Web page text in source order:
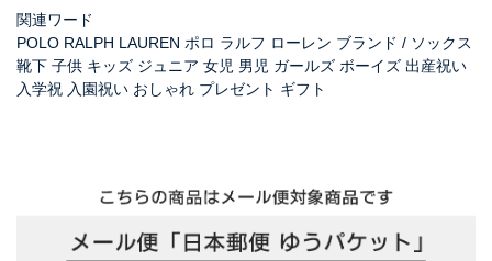
関連ワード
POLO RALPH LAUREN ポロ ラルフ ローレン ブランド / ソックス
靴下 子供 キッズ ジュニア 女児 男児 ガールズ ボーイズ 出産祝い
入学祝 入園祝い おしゃれ プレゼント ギフト